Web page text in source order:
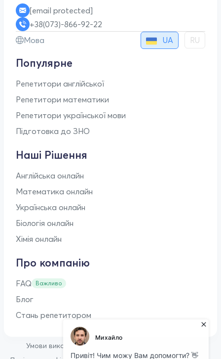
[email protected]
+38(073)-866-92-22
Мова
UA RU
Популярне
Репетитори англійської
Репетитори математики
Репетитори української мови
Підготовка до ЗНО
Наші Рішення
Англійська онлайн
Математика онлайн
Українська онлайн
Біологія онлайн
Хімія онлайн
Про компанію
FAQ Важливо
Блог
Стань репетитором
Умови використання